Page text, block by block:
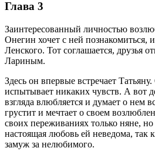
Глава 3
Заинтересованный личностью
Онегин хочет с ней познакомиться,
Ленского. Тот соглашается, друзья
Лариным.
Здесь он впервые встречает
испытывает никаких чувств. А вот
взгляда влюбляется и думает о нем
грустит и мечтает о своем
своих переживаниях только няне, но
настоящая любовь ей неведома, так
замуж за нелюбимого.